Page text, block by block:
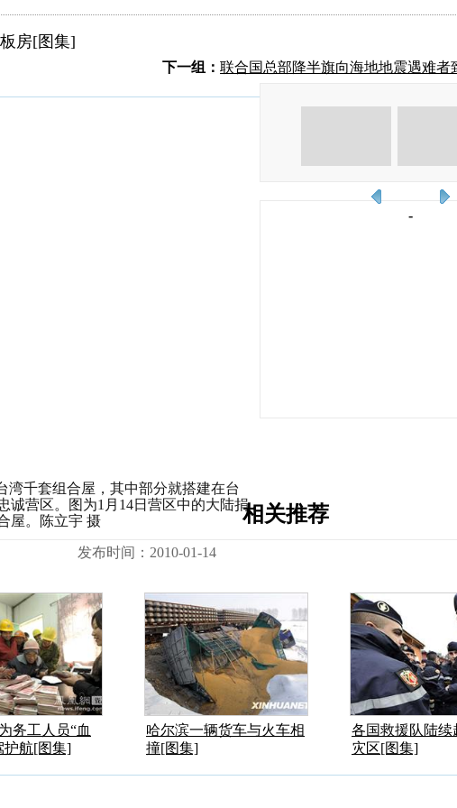
房[图集]
下一组： 联合国总部降半旗向海地地震遇难者
湾千套组合屋，其中部分就搭建在台
诚营区。图为1月14日营区中的大陆捐
屋。陈立宇 摄
发布时间：2010-01-14
-
相关推荐
务工人员“血
护航[图集]
哈尔滨一辆货车与火车相
撞[图集]
各国救援队陆续
灾区[图集]